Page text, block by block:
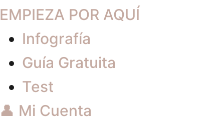
EMPIEZA POR AQUÍ
Infografía
Guía Gratuita
Test
👤 Mi Cuenta